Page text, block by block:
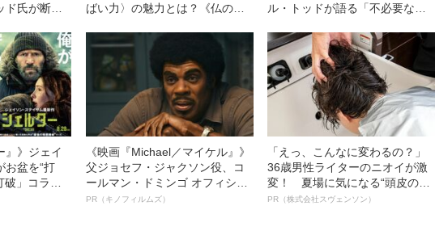
氏が断言
ばい力〉の魅力とは？《仏の歴
ル・トッドが語る「不必要な戦
武装論
』》ジェイ
お盆を“打
破」コラ
《映画『Michael／マイケル』》
父ジョセフ・ジャクソン役、コ
ールマン・ドミンゴ オフィシャ
ルインタビュー“観客を魅了した
PR（キノフィルムズ）
「えっ、こんなに変わるの？」
36歳男性ライターのニオイが激
変！ 夏場に気になる“頭皮のニ
オイ”や“ベタつき”を解消す
PR（株式会社スヴェンソン）